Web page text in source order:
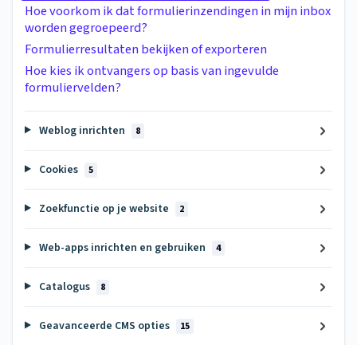
Hoe voorkom ik dat formulierinzendingen in mijn inbox
worden gegroepeerd?
Formulierresultaten bekijken of exporteren
Hoe kies ik ontvangers op basis van ingevulde
formuliervelden?
Weblog inrichten 8
Cookies 5
Zoekfunctie op je website 2
Web-apps inrichten en gebruiken 4
Catalogus 8
Geavanceerde CMS opties 15